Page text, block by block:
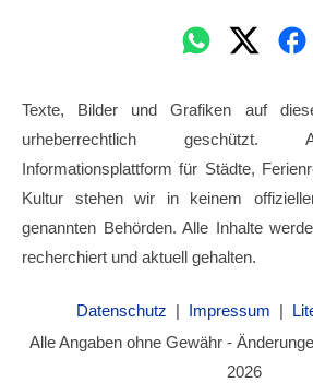
Texte, Bilder und Grafiken auf
urheberrechtlich geschützt.
Informationsplattform für Städte,
Kultur stehen wir in keinem
genannten Behörden. Alle Inhalte
recherchiert und aktuell gehalten.
Datenschutz | Impressum |
Alle Angaben ohne Gewähr -
2026